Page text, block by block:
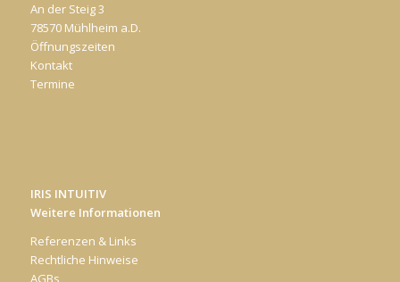
An der Steig 3
78570 Mühlheim a.D.
Öffnungszeiten
Kontakt
Termine
IRIS INTUITIV
Weitere Informationen
Referenzen & Links
Rechtliche Hinweise
AGBs